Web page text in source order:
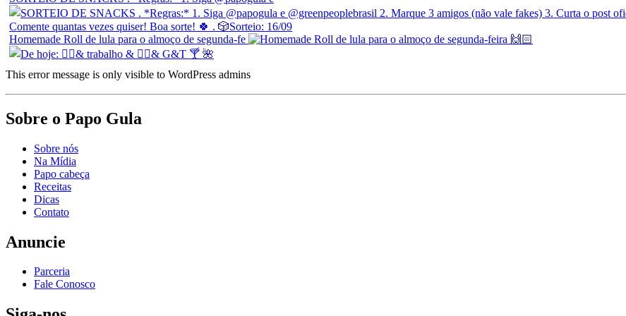
Homemade Roll de lula para o almoço de segunda-fe
This error message is only visible to WordPress admins
Sobre o Papo Gula
Sobre nós
Na Mídia
Papo cabeça
Receitas
Dicas
Contato
Anuncie
Parceria
Fale Conosco